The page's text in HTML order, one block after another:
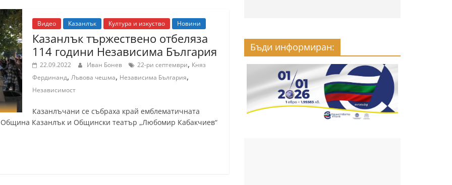
Видео Казанлък Култура и изкуство Новини
Казанлък тържествено отбеляза
114 години Независима България
22.09.2022 Иван Бонев 22-ри септември, Княз
Фердинанд, Лъвова чешма, Независима България,
Независимост
Казанлъчани се събраха край емблематичната
Казанлък и Общински театър „Любомир Кабакчиев“
Бъди информиран: